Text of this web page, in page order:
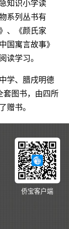
知识小学读
系列丛书有
、《颜氏家
国寓言故事》
读学习。
学、腊戌明德
套图书，由四所
赠书。
侨宝客户端